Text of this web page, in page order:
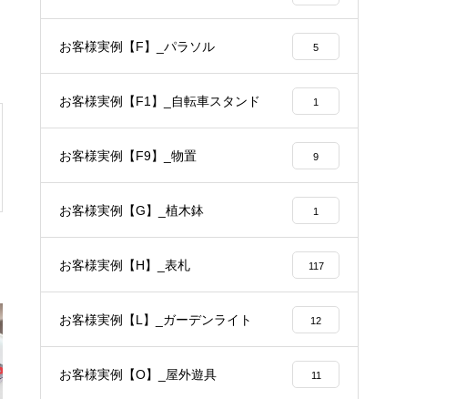
お客様実例【F】_パラソル 5
お客様実例【F1】_自転車スタンド 1
お客様実例【F9】_物置 9
お客様実例【G】_植木鉢 1
お客様実例【H】_表札 117
お客様実例【L】_ガーデンライト 12
お客様実例【O】_屋外遊具 11